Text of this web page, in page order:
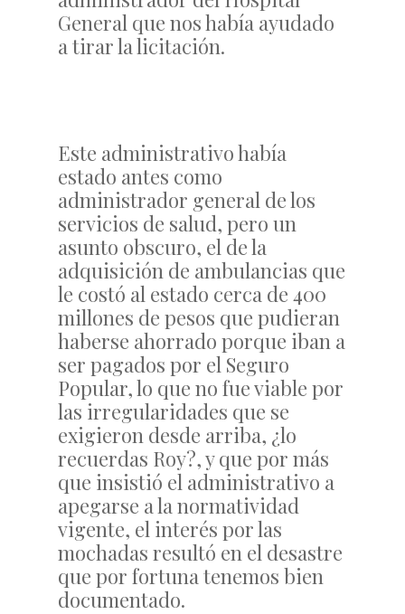
General que nos había ayudado
a tirar la licitación.
Este administrativo había
estado antes como
administrador general de los
servicios de salud, pero un
asunto obscuro, el de la
adquisición de ambulancias que
le costó al estado cerca de 400
millones de pesos que pudieran
haberse ahorrado porque iban a
ser pagados por el Seguro
Popular, lo que no fue viable por
las irregularidades que se
exigieron desde arriba, ¿lo
recuerdas Roy?, y que por más
que insistió el administrativo a
apegarse a la normatividad
vigente, el interés por las
mochadas resultó en el desastre
que por fortuna tenemos bien
documentado.